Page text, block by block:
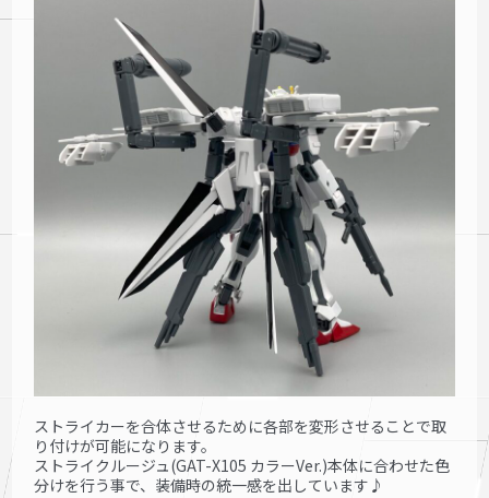
ストライカーを合体させるために各部を変形させることで取
り付けが可能になります。
ストライクルージュ(GAT-X105 カラーVer.)本体に合わせた色
分けを行う事で、装備時の統一感を出しています♪